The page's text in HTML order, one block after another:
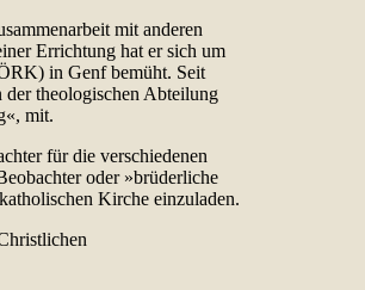
mit anderen
Errichtung hat er sich um
in Genf bemüht. Seit
theologischen Abteilung
mit.
für die verschiedenen
oder »brüderliche
Kirche einzuladen.